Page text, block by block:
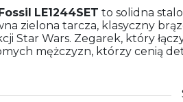
LE1244SET to solidna
zielona tarcza, klasyczny
Star Wars. Zegarek, który
mężczyzn, którzy cenią